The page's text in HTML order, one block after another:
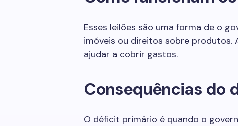
Esses leilões são uma forma de o
imóveis ou direitos sobre produtos.
ajudar a cobrir gastos.
Consequências do
O déficit primário é quando o